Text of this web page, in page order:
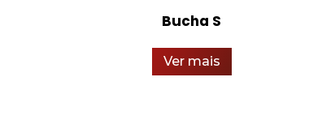
Bucha S
Ver mais